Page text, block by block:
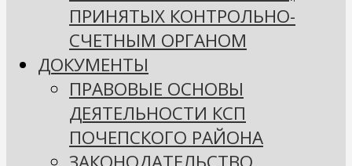
ПРИНЯТЫХ КОНТРОЛЬНО-
СЧЕТНЫМ ОРГАНОМ
ДОКУМЕНТЫ
ПРАВОВЫЕ ОСНОВЫ
ДЕЯТЕЛЬНОСТИ КСП
ПОЧЕПСКОГО РАЙОНА